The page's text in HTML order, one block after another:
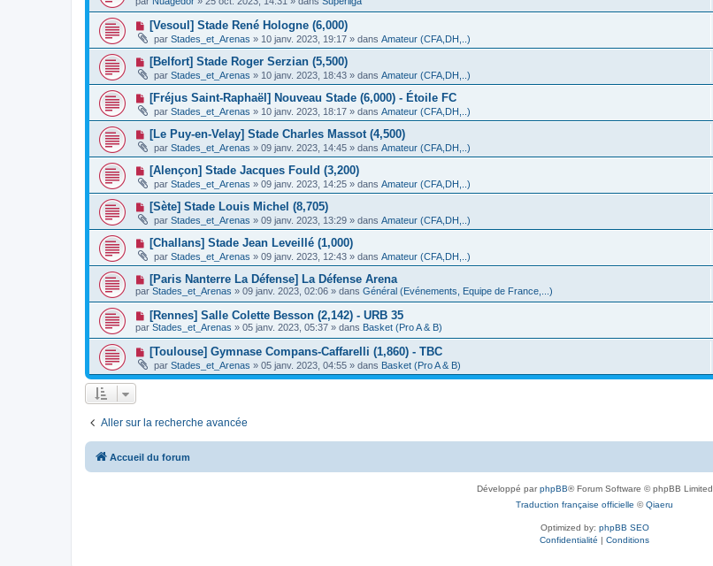
g
e
s
s
a
g
e
a
u
m
e
s
s
a
g
e
u
v
a
u
m
e
s
s
a
g
e
N
o
u
v
a
u
m
e
s
s
a
g
e
[Vesoul] Stade René Hologne (6,000)
par Stades_et_Arenas » 10 janv. 2023, 19:17 » dans Amateur (CFA,DH,..)
N
o
u
v
a
u
m
e
s
s
a
g
e
[Belfort] Stade Roger Serzian (5,500)
par Stades_et_Arenas » 10 janv. 2023, 18:43 » dans Amateur (CFA,DH,..)
N
o
u
v
a
u
m
e
s
s
a
g
e
[Fréjus Saint-Raphaël] Nouveau Stade (6,000) - Étoile FC
par Stades_et_Arenas » 10 janv. 2023, 18:17 » dans Amateur (CFA,DH,..)
N
o
u
v
a
u
m
e
s
s
a
g
e
[Le Puy-en-Velay] Stade Charles Massot (4,500)
par Stades_et_Arenas » 09 janv. 2023, 14:45 » dans Amateur (CFA,DH,..)
N
o
u
v
a
u
m
e
s
s
a
g
e
[Alençon] Stade Jacques Fould (3,200)
par Stades_et_Arenas » 09 janv. 2023, 14:25 » dans Amateur (CFA,DH,..)
N
o
u
v
a
u
m
e
s
s
a
g
e
[Sète] Stade Louis Michel (8,705)
par Stades_et_Arenas » 09 janv. 2023, 13:29 » dans Amateur (CFA,DH,..)
N
o
u
v
a
u
m
e
s
s
a
g
e
[Challans] Stade Jean Leveillé (1,000)
par Stades_et_Arenas » 09 janv. 2023, 12:43 » dans Amateur (CFA,DH,..)
N
o
u
v
a
u
m
e
s
s
[Paris Nanterre La Défense] La Défense Arena
par Stades_et_Arenas » 09 janv. 2023, 02:06 » dans Général (Evénements, Equipe de France,...)
N
o
u
v
a
u
s
a
g
[Rennes] Salle Colette Besson (2,142) - URB 35
par Stades_et_Arenas » 05 janv. 2023, 05:37 » dans Basket (Pro A & B)
N
o
u
v
m
s
s
[Toulouse] Gymnase Compans-Caffarelli (1,860) - TBC
par Stades_et_Arenas » 05 janv. 2023, 04:55 » dans Basket (Pro A & B)
Aller sur la recherche avancée
Accueil du forum
Développé parphpBB® Forum Software © phpBB Limited
Traduction française officielle ©Qiaeru
Optimized by: phpBB SEO
Confidentialité | Conditions